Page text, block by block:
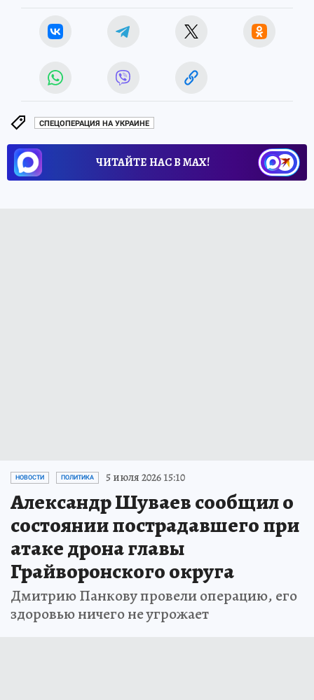
СПЕЦОПЕРАЦИЯ НА УКРАИНЕ
ЧИТАЙТЕ НАС В МАХ!
НОВОСТИ ПОЛИТИКА 5 июля 2026 15:10
Александр Шуваев сообщил о
состоянии пострадавшего при
атаке дрона главы
Грайворонского округа
Дмитрию Панкову провели операцию, его
здоровью ничего не угрожает